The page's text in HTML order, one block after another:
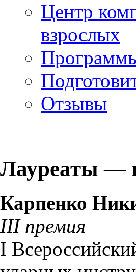
Центр
взрослых
Отзывы
Лауреаты —
Карпенко
III премия
I